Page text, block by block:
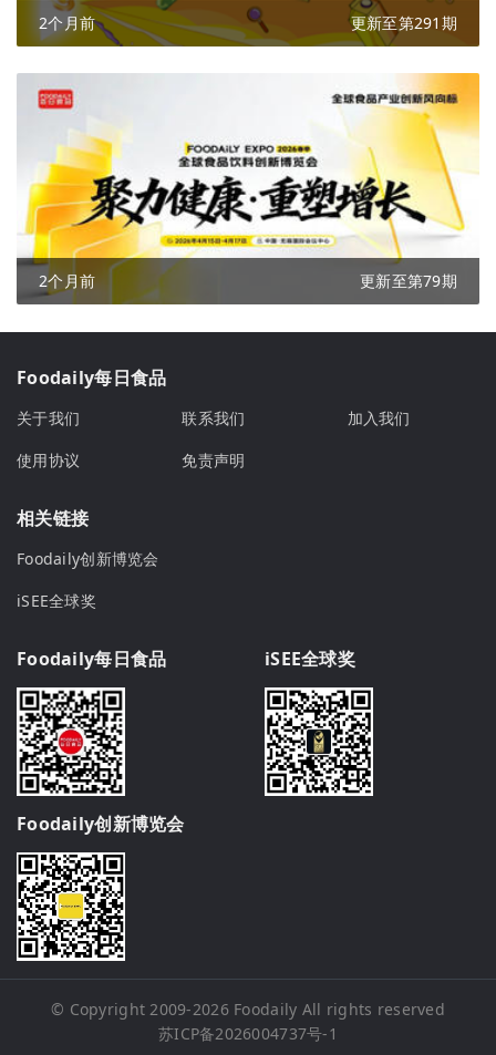
2个月前 更新至第291期
2个月前 更新至第79期
Foodaily每日食品
关于我们 联系我们
加入我们
使用协议
免责声明
相关链接
Foodaily创新博览会
iSEE全球奖
Foodaily每日食品 iSEE全球奖
Foodaily创新博览会
© Copyright 2009-2026 Foodaily All rights reserved
苏ICP备2026004737号-1